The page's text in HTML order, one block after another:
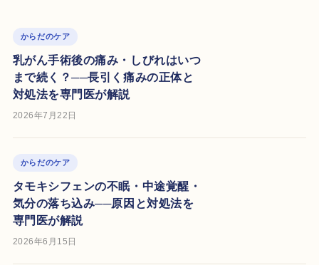
からだのケア
乳がん手術後の痛み・しびれはいつ
まで続く？──長引く痛みの正体と
対処法を専門医が解説
2026年7月22日
からだのケア
タモキシフェンの不眠・中途覚醒・
気分の落ち込み──原因と対処法を
専門医が解説
2026年6月15日